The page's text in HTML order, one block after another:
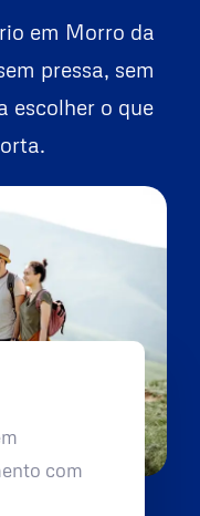
em Morro da
pressa, sem
escolher o que
com